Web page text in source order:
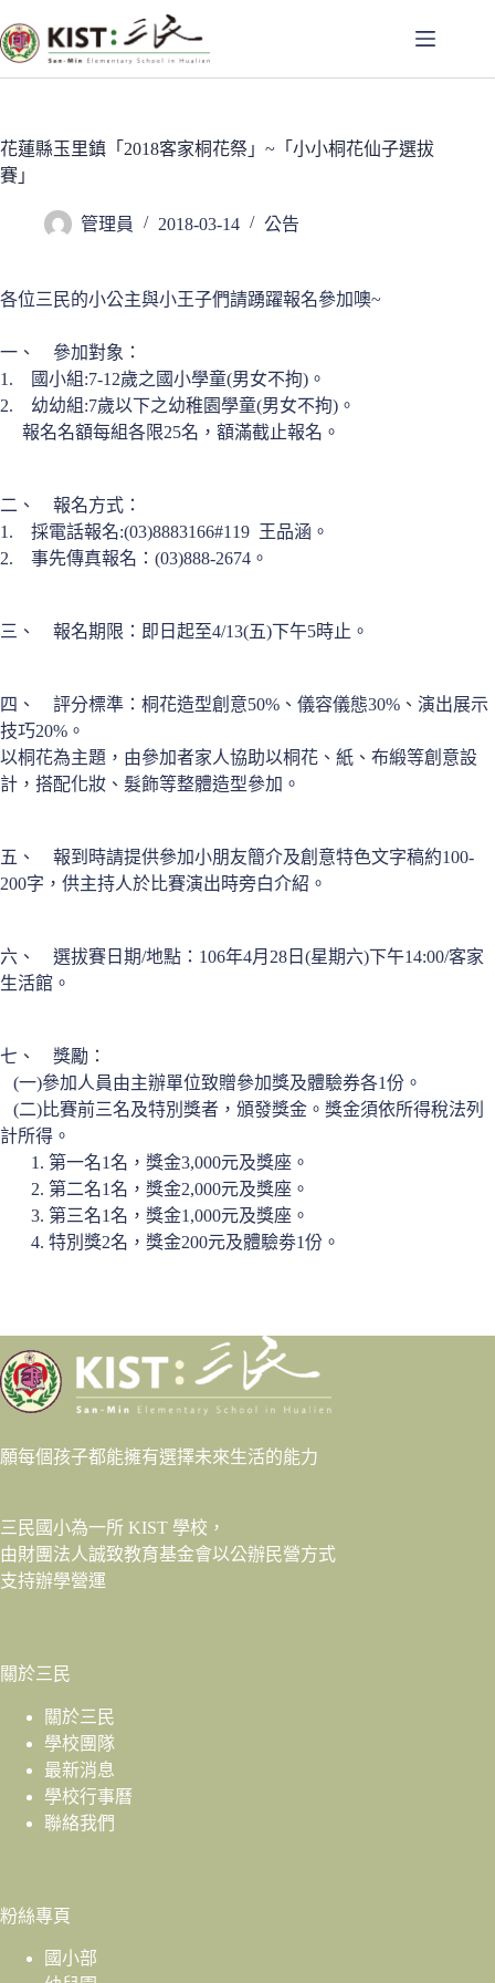
至
主
容
花蓮縣玉里鎮「2018客家桐花祭」~「小小桐花仙子選拔
賽」
管理員 2018-03-14 公告
各位三民的小公主與小王子們請踴躍報名參加噢~
一、 參加對象：
1. 國小組:7-12歲之國小學童(男女不拘)。
2. 幼幼組:7歲以下之幼稚園學童(男女不拘)。
報名名額每組各限25名，額滿截止報名。
二、 報名方式：
1. 採電話報名:(03)8883166#119 王品涵。
2. 事先傳真報名：(03)888-2674。
三、 報名期限：即日起至4/13(五)下午5時止。
四、 評分標準：桐花造型創意50%、儀容儀態30%、演出展示
技巧20%。
以桐花為主題，由參加者家人協助以桐花、紙、布緞等創意設
計，搭配化妝、髮飾等整體造型參加。
五、 報到時請提供參加小朋友簡介及創意特色文字稿約100-
200字，供主持人於比賽演出時旁白介紹。
六、 選拔賽日期/地點：106年4月28日(星期六)下午14:00/客家
生活館。
七、 獎勵：
(一)參加人員由主辦單位致贈參加獎及體驗券各1份。
(二)比賽前三名及特別獎者，頒發獎金。獎金須依所得稅法列
計所得。
1. 第一名1名，獎金3,000元及獎座。
2. 第二名1名，獎金2,000元及獎座。
3. 第三名1名，獎金1,000元及獎座。
4. 特別獎2名，獎金200元及體驗劵1份。
願每個孩子都能擁有選擇未來生活的能力
三民國小為一所 KIST 學校，
由財團法人誠致教育基金會以公辦民營方式
支持辦學營運
關於三民
關於三民
學校團隊
最新消息
學校行事曆
聯絡我們
粉絲專頁
國小部